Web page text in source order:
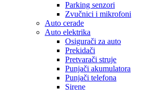
Parking senzori
Zvučnici i mikrofoni
Auto cerade
Auto elektrika
Osigurači za auto
Prekidači
Pretvarači struje
Punjači akumulatora
Punjači telefona
Sirene